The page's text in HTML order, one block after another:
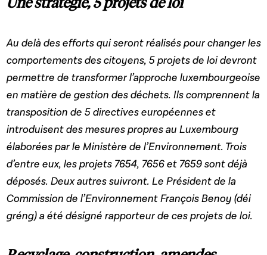
Au delà des efforts qui seront réalisés pour changer les
comportements des citoyens, 5 projets de loi devront
permettre de transformer l’approche luxembourgeoise
en matière de gestion des déchets. Ils comprennent la
transposition de 5 directives européennes et
introduisent des mesures propres au Luxembourg
élaborées par le Ministère de l’Environnement. Trois
d’entre eux, les projets 7654, 7656 et 7659 sont déjà
déposés. Deux autres suivront. Le Président de la
Commission de l’Environnement François Benoy (déi
gréng) a été désigné rapporteur de ces projets de loi.